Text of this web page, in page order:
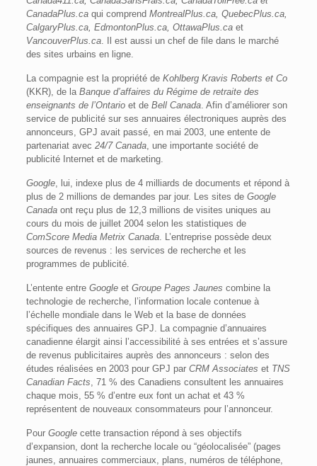
CanadaPlus.caqui comprend MontrealPlus.ca, QuebecPlus.ca,
CalgaryPlus.ca, EdmontonPlus.ca, OttawaPlus.caet
VancouverPlus.ca. Il est aussi un chef de file dans le marché
des sites urbains en ligne.
La compagnie est la propriété de Kohlberg Kravis Roberts et Co
(KKR), de la Banque d’affaires du Régime de retraite des
enseignants de l’Ontarioet de Bell Canada. Afin d’améliorer son
service de publicité sur ses annuaires électroniques auprès des
annonceurs, GPJ avait passé, en mai 2003, une entente de
partenariat avec 24/7 Canada, une importante société de
publicité Internet et de marketing.
Google, lui, indexe plus de 4 milliards de documents et répond à
plus de 2 millions de demandes par jour. Les sites de Google
Canadaont reçu plus de 12,3 millions de visites uniques au
cours du mois de juillet 2004 selon les statistiques de
ComScore Media Metrix Canada. L’entreprise possède deux
sources de revenus : les services de recherche et les
programmes de publicité.
L’entente entre Googleet Groupe Pages Jaunes combine la
technologie de recherche, l’information locale contenue à
l’échelle mondiale dans le Web et la base de données
spécifiques des annuaires GPJ. La compagnie d’annuaires
canadienne élargit ainsi l’accessibilité à ses entrées et s’assure
de revenus publicitaires auprès des annonceurs : selon des
études réalisées en 2003 pour GPJ par CRM Associates et TNS
Canadian Facts, 71 % des Canadiens consultent les annuaires
chaque mois, 55 % d’entre eux font un achat et 43 %
représentent de nouveaux consommateurs pour l’annonceur.
Pour Googlecette transaction répond à ses objectifs
d’expansion, dont la recherche locale ou “géolocalisée” (pages
jaunes, annuaires commerciaux, plans, numéros de téléphone,